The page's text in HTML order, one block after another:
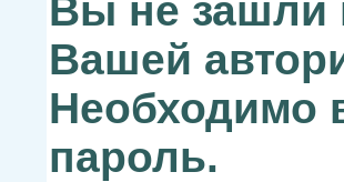
Вы не зашли
Вашей
Необходимо
пароль.